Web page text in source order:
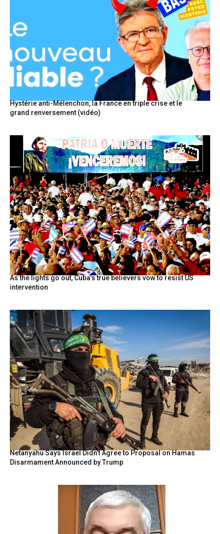
Hystérie anti-Mélenchon, la France en triple crise et le
grand renversement (vidéo)
As the lights go out, Cuba’s true believers vow to resist US
intervention
Netanyahu Says Israel Didn’t Agree to Proposal on Hamas
Disarmament Announced by Trump